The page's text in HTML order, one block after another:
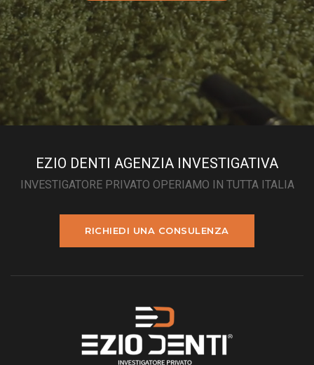
EZIO DENTI AGENZIA INVESTIGATIVA
INVESTIGATORE PRIVATO OPERIAMO IN TUTTA ITALIA
RICHIEDI UNA CONSULENZA